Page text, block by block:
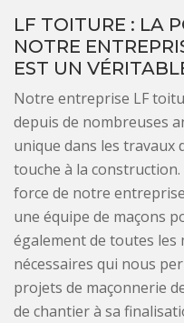
LF TOITURE : LA
NOTRE
EST UN
Notre entreprise LF
depuis de nombreuses
unique dans les travaux
touche à la
force de notre
une équipe de maçons
également de toutes les
nécessaires qui nous
projets de maçonnerie
de chantier à sa